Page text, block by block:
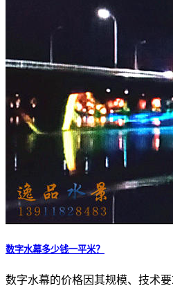
数字水幕多少钱一平米？
数字水幕的价格因其规模、技术